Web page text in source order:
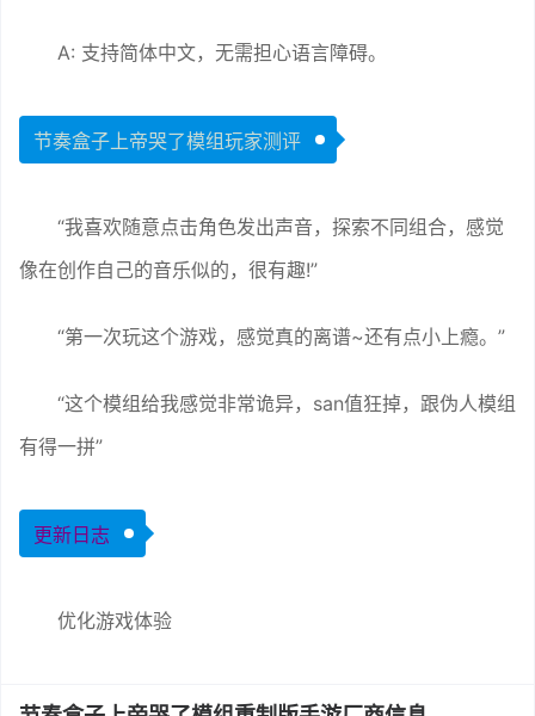
A: 支持简体中文，无需担心语言障碍。
节奏盒子上帝哭了模组玩家测评
“我喜欢随意点击角色发出声音，探索不同组合，感觉
像在创作自己的音乐似的，很有趣!”
“第一次玩这个游戏，感觉真的离谱~还有点小上瘾。”
“这个模组给我感觉非常诡异，san值狂掉，跟伪人模组
有得一拼”
更新日志
优化游戏体验